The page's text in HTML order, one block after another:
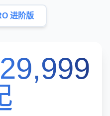
进阶版